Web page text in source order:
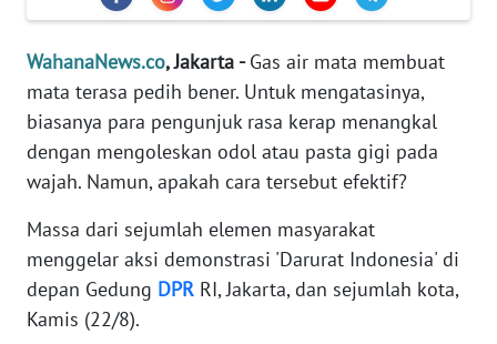
WahanaNews.co, Jakarta -Gas air mata membuat
mata terasa pedih bener. Untuk mengatasinya,
biasanya para pengunjuk rasa kerap menangkal
dengan mengoleskan odol atau pasta gigi pada
wajah. Namun, apakah cara tersebut efektif?
Massa dari sejumlah elemen masyarakat
menggelar aksi demonstrasi 'Darurat Indonesia' di
depan Gedung DPR RI, Jakarta, dan sejumlah kota,
Kamis (22/8).
EDITORIAL
Informasi
BERITA
KONTAK
KAMI